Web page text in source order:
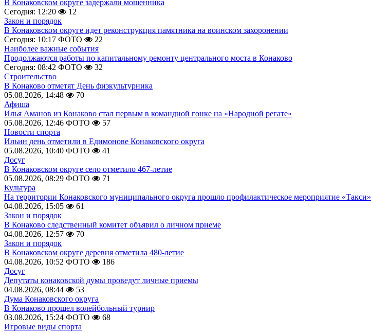
В Конаковском округе задержали мошенника
Сегодня: 12:20
12
Закон и порядок
В Конаковском округе идет реконструкция памятника на воинском захоронении
Сегодня: 10:17 ФОТО
22
Наиболее важные события
Продолжаются работы по капитальному ремонту центрального моста в Конаково
Сегодня: 08:42 ФОТО
32
Строительство
В Конаково отметят День физкультурника
05.08.2026, 14:48
70
Афиша
Илья Аманов из Конаково стал первым в командной гонке на «Народной регате»
05.08.2026, 12:46 ФОТО
57
Новости спорта
Ильин день отметили в Едимонове Конаковского округа
05.08.2026, 10:40 ФОТО
41
Досуг
В Конаковском округе село отметило 467-летие
05.08.2026, 08:29 ФОТО
71
Культура
На территории Конаковского муниципального округа прошло профилактическое мероприятие «Такси»
04.08.2026, 15:05
61
Закон и порядок
В Конаково следственный комитет объявил о личном приеме
04.08.2026, 12:57
70
Закон и порядок
В Конаковском округе деревня отметила 480-летие
04.08.2026, 10:52 ФОТО
186
Досуг
Депутаты конаковской думы проведут личные приемы
04.08.2026, 08:44
53
Дума Конаковского округа
В Конаково прошел волейбольный турнир
03.08.2026, 15:24 ФОТО
68
Игровые виды спорта